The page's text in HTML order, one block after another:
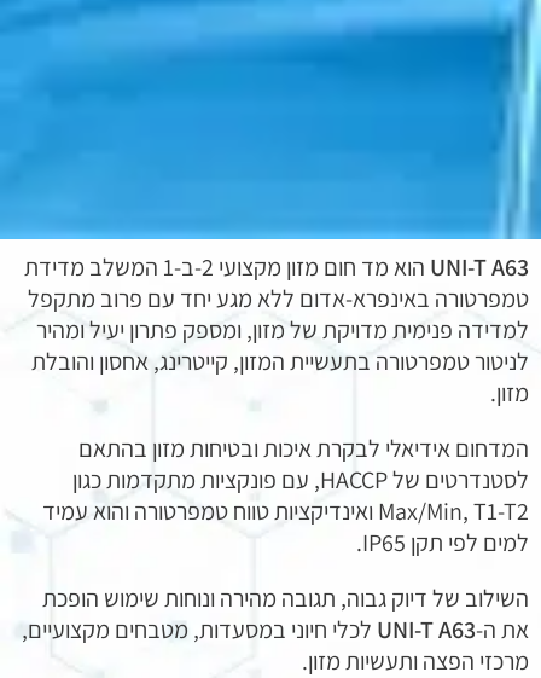
UNI-T A63
הוא מד חום מזון מקצועי 2-ב-1 המשלב מדידת
טמפרטורה באינפרא-אדום ללא מגע יחד עם פרוב מתקפל
למדידה פנימית מדויקת של מזון, ומספק פתרון יעיל ומהיר
לניטור טמפרטורה בתעשיית המזון, קייטרינג, אחסון והובלת
מזון.
המדחום אידיאלי לבקרת איכות ובטיחות מזון בהתאם
לסטנדרטים של HACCP, עם פונקציות מתקדמות כגון
Max/Min, T1-T2 ואינדיקציות טווח טמפרטורה והוא עמיד
למים לפי תקן IP65.
השילוב של דיוק גבוה, תגובה מהירה ונוחות שימוש הופכת
את ה-UNI-T A63 לכלי חיוני במסעדות, מטבחים מקצועיים,
מרכזי הפצה ותעשיות מזון.